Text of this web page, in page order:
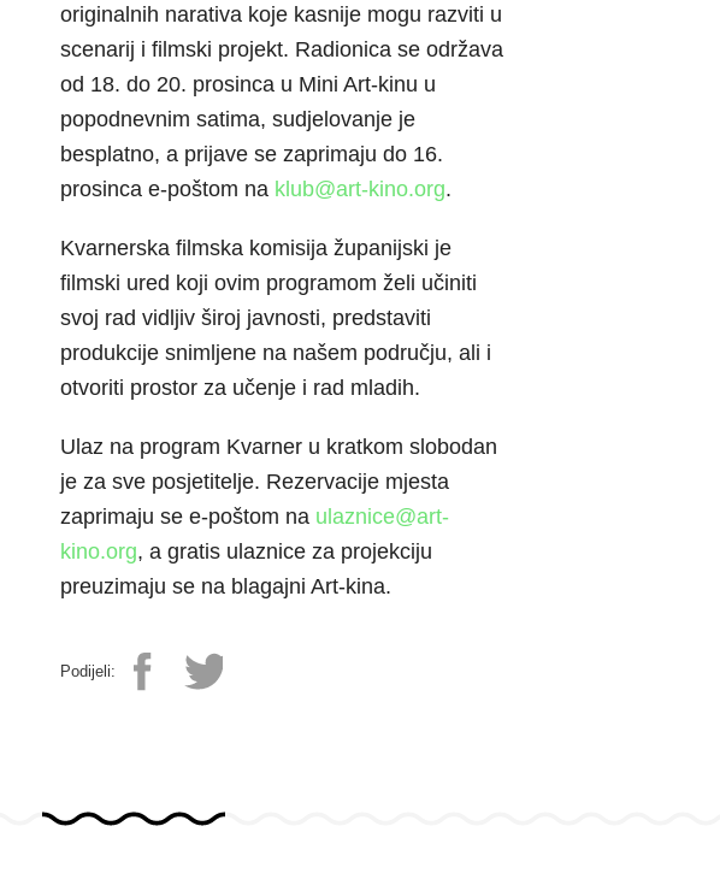
originalnih narativa koje kasnije mogu razviti u
scenarij i filmski projekt. Radionica se održava
od 18. do 20. prosinca u Mini Art-kinu u
popodnevnim satima, sudjelovanje je
besplatno, a prijave se zaprimaju do 16.
prosinca e-poštom na klub@art-kino.org.
Kvarnerska filmska komisija županijski je
filmski ured koji ovim programom želi učiniti
svoj rad vidljiv široj javnosti, predstaviti
produkcije snimljene na našem području, ali i
otvoriti prostor za učenje i rad mladih.
Ulaz na program Kvarner u kratkom slobodan
je za sve posjetitelje. Rezervacije mjesta
zaprimaju se e-poštom na ulaznice@art-
kino.org, a gratis ulaznice za projekciju
preuzimaju se na blagajni Art-kina.
Podijeli: